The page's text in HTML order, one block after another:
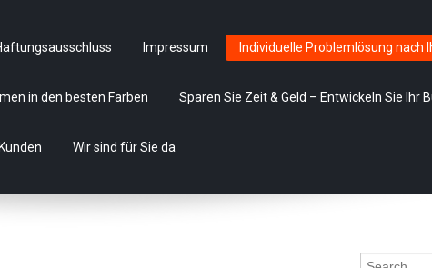
Impressum Individuelle Problemlösung nach
in den besten Farben Sparen Sie Zeit & Geld – Entwickeln Sie Ihr
Wir sind für Sie da
Search